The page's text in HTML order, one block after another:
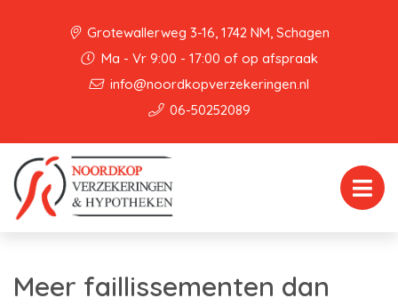
Grotewallerweg 3-16, 1742 NM, Schagen
Ma - Vr 9:00 - 17:00 of op afspraak
info@noordkopverzekeringen.nl
06-50252089
Meer faillissementen dan